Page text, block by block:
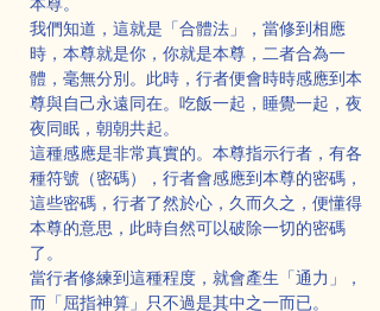
我們知道，這就是「合體法」，當修到相應
時，本尊就是你，你就是本尊，二者合為一
體，毫無分別。此時，行者便會時時感應到本
尊與自己永遠同在。吃飯一起，睡覺一起，夜
夜同眠，朝朝共起。
這種感應是非常真實的。本尊指示行者，有各
種符號（密碼），行者會感應到本尊的密碼，
這些密碼，行者了然於心，久而久之，便懂得
本尊的意思，此時自然可以破除一切的密碼
了。
當行者修練到這種程度，就會產生「通力」，
而「屈指神算」只不過是其中之一而已。